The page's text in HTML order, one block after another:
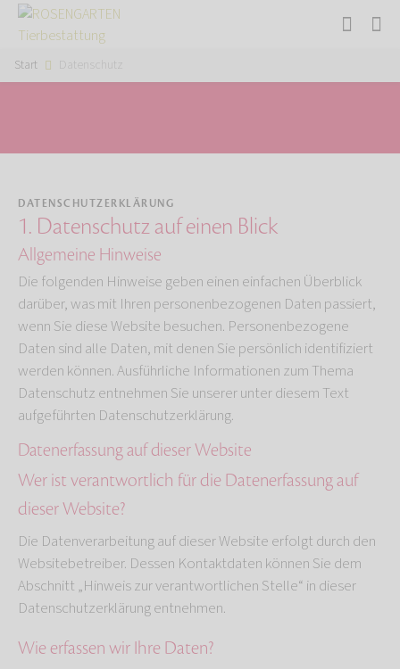
Start Datenschutz
DATENSCHUTZERKLÄRUNG
1. Datenschutz auf einen Blick
Allgemeine Hinweise
Die folgenden Hinweise geben einen einfachen Überblick
darüber, was mit Ihren personenbezogenen Daten passiert,
wenn Sie diese Website besuchen. Personenbezogene
Daten sind alle Daten, mit denen Sie persönlich identifiziert
werden können. Ausführliche Informationen zum Thema
Datenschutz entnehmen Sie unserer unter diesem Text
aufgeführten Datenschutzerklärung.
Datenerfassung auf dieser Website
Wer ist verantwortlich für die Datenerfassung auf
dieser Website?
Die Datenverarbeitung auf dieser Website erfolgt durch den
Websitebetreiber. Dessen Kontaktdaten können Sie dem
Abschnitt „Hinweis zur verantwortlichen Stelle“ in dieser
Datenschutzerklärung entnehmen.
Wie erfassen wir Ihre Daten?